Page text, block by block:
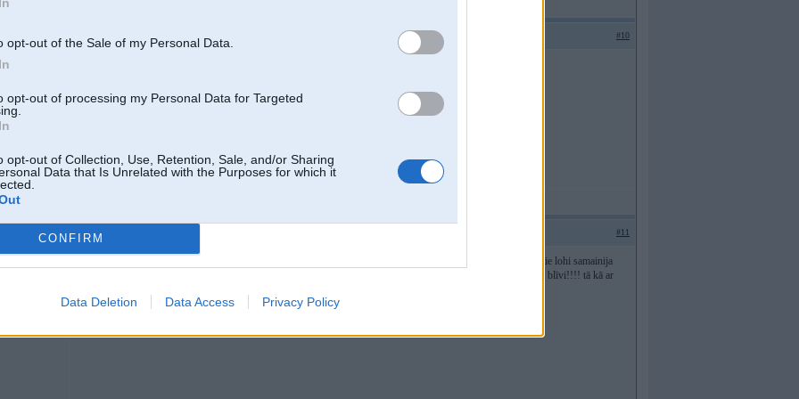
opt-out of the Sale of my Personal Data.
opt-out of processing my Personal Data for Targeted
opt-out of Collection, Use, Retention, Sale, and/or Sharing
Data that Is Unrelated with the Purposes for which it
CONFIRM
Data Deletion Data Access Privacy Policy
20. Jan 2006, 16:53 #10
Gran Coupe,
-----------------
20. Jan 2006, 19:12 #11
mums līdzīgs gadijums bija ar opel astru 1998 gada!!!! aizvedām uz servisu, jo bieži rādijās ka tosols trūkst!!! tie lohi samainija
vārstu vāka blīvi un teica ka būs ok!!!! bet pēc mēneša no tā ka cilindros satecējis tosols, izšāva sveci un galvas blīvi!!!! tā kā ar